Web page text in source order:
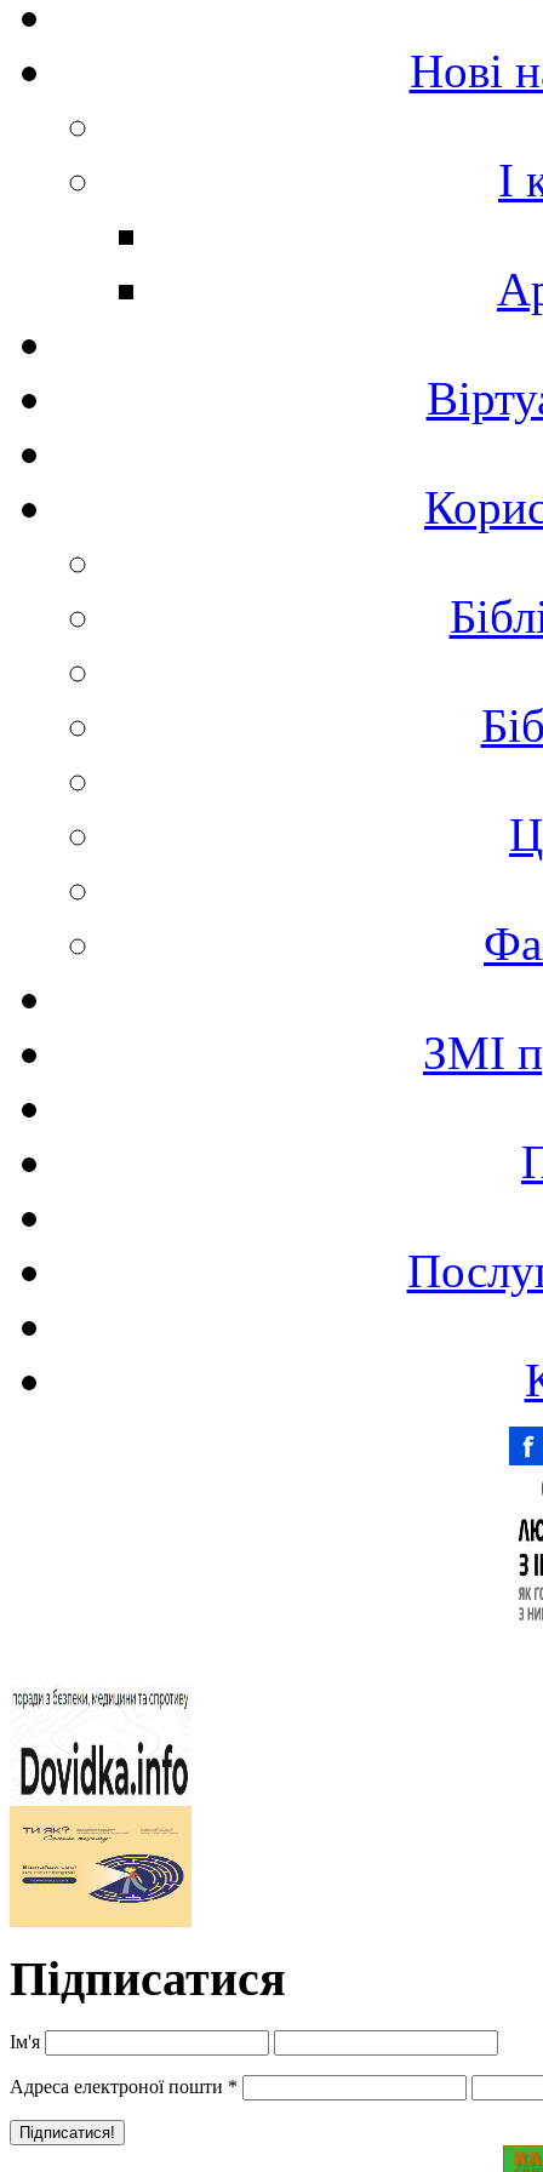
Нові
I
ЗМІ
Підписатися
Ім'я
Адреса електроної пошти *